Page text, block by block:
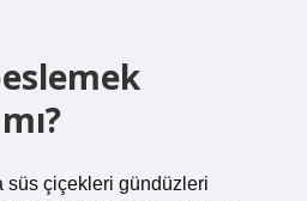
süs çiçekleri gündüzleri